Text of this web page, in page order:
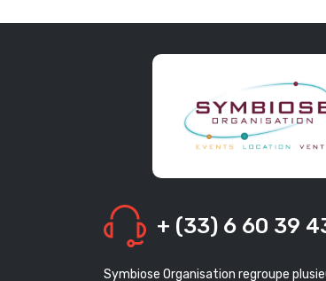
+ (33) 6 60 39
Symbiose Organisation regroupe